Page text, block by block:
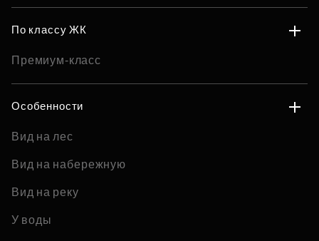
По классу ЖК
Премиум-класс
Особенности
Вид на лес
Вид на набережную
Вид на реку
У воды